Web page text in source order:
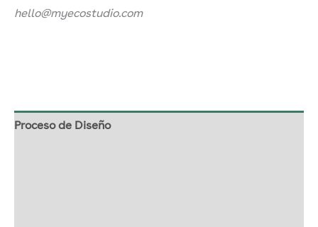
hello@myecostudio.com
Proceso de Diseño